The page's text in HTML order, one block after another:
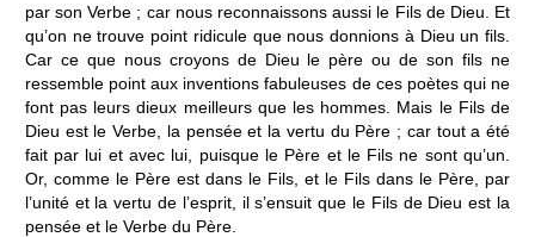
par son Verbe ; car nous reconnaissons aussi le Fils de Dieu. Et
qu’on ne trouve point ridicule que nous donnions à Dieu un fils.
Car ce que nous croyons de Dieu le père ou de son fils ne
ressemble point aux inventions fabuleuses de ces poètes qui ne
font pas leurs dieux meilleurs que les hommes. Mais le Fils de
Dieu est le Verbe, la pensée et la vertu du Père ; car tout a été
fait par lui et avec lui, puisque le Père et le Fils ne sont qu’un.
Or, comme le Père est dans le Fils, et le Fils dans le Père, par
l’unité et la vertu de l’esprit, il s’ensuit que le Fils de Dieu est la
pensée et le Verbe du Père.